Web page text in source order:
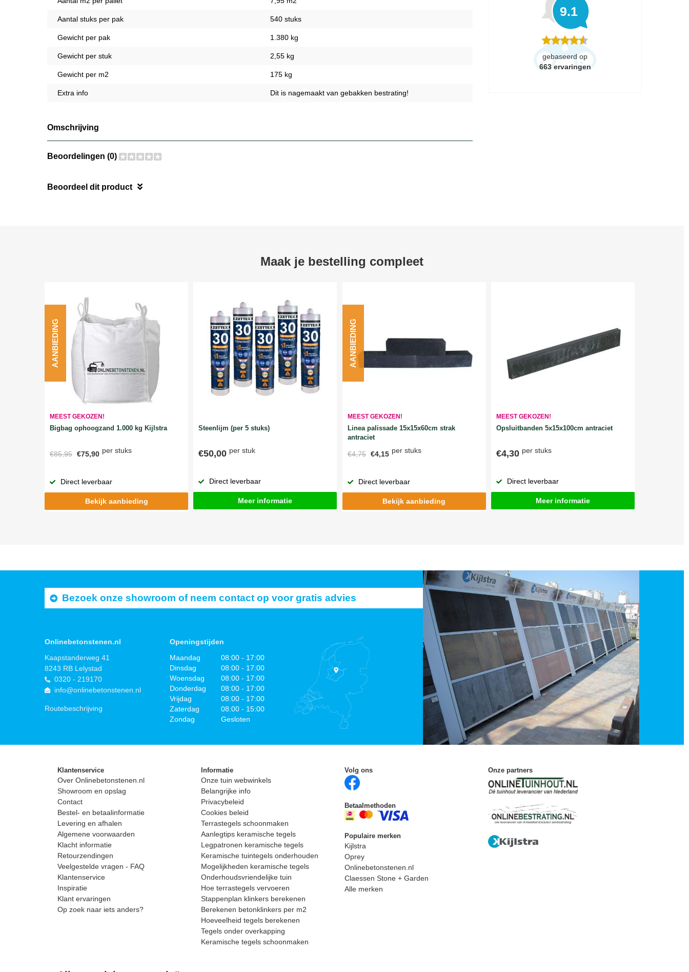
Aantal stuks per pak 540 stuks
Gewicht per pak 1.380 kg
Gewicht per stuk 2,55 kg
Gewicht per m2 175 kg
Extra info Dit is nagemaakt van gebakken bestrating!
Omschrijving
Beoordelingen (0)
Beoordeel dit product
9.1
gebaseerd op
663 ervaringen
Maak je bestelling compleet
MEEST GEKOZEN!
Bigbag ophoogzand 1.000 kg Kijlstra
€85,95 €75,90 per stuks
AANBIEDING
Direct leverbaar
Bekijk aanbieding
Steenlijm (per 5 stuks)
€50,00 per stuk
Direct leverbaar
Meer informatie
MEEST GEKOZEN!
Linea palissade 15x15x60cm strak
antraciet
€4,75 €4,15 per stuks
AANBIEDING
Direct leverbaar
Bekijk aanbieding
MEEST GEKOZEN!
Opsluitbanden 5x15x100cm antraciet
€4,30 per stuks
Direct leverbaar
Meer informatie
Bezoek onze showroom of neem contact op voor gratis advies
Onlinebetonstenen.nl
Kaapstanderweg 41
8243 RB Lelystad
0320 - 219170
info@onlinebetonstenen.nl
Routebeschrijving
Openingstijden
Maandag
08:00 - 17:00
Dinsdag
08:00 - 17:00
Woensdag
08:00 - 17:00
Donderdag
08:00 - 17:00
Vrijdag
08:00 - 17:00
Zaterdag
08:00 - 15:00
Zondag
Gesloten
Klantenservice
Over Onlinebetonstenen.nl
Showroom en opslag
Contact
Bestel- en betaalinformatie
Levering en afhalen
Algemene voorwaarden
Klacht informatie
Retourzendingen
Veelgestelde vragen - FAQ
Klantenservice
Inspiratie
Klant ervaringen
Op zoek naar iets anders?
Informatie
Onze tuin webwinkels
Belangrijke info
Privacybeleid
Cookies beleid
Terrastegels schoonmaken
Aanlegtips keramische tegels
Legpatronen keramische tegels
Keramische tuintegels onderhouden
Mogelijkheden keramische tegels
Onderhoudsvriendelijke tuin
Hoe terrastegels vervoeren
Stappenplan klinkers berekenen
Berekenen betonklinkers per m2
Hoeveelheid tegels berekenen
Tegels onder overkapping
Keramische tegels schoonmaken
Volg ons
Betaalmethoden
Populaire merken
Kijlstra
Oprey
Onlinebetonstenen.nl
Claessen Stone + Garden
Alle merken
Onze partners